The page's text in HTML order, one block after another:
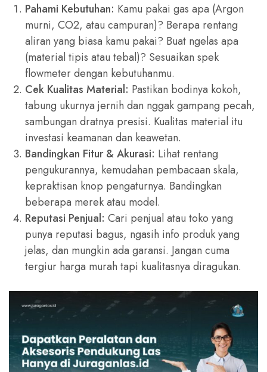
Pahami Kebutuhan: Kamu pakai gas apa (Argon
murni, CO2, atau campuran)? Berapa rentang
aliran yang biasa kamu pakai? Buat ngelas apa
(material tipis atau tebal)? Sesuaikan spek
flowmeter dengan kebutuhanmu.
Cek Kualitas Material: Pastikan bodinya kokoh,
tabung ukurnya jernih dan nggak gampang pecah,
sambungan dratnya presisi. Kualitas material itu
investasi keamanan dan keawetan.
Bandingkan Fitur & Akurasi: Lihat rentang
pengukurannya, kemudahan pembacaan skala,
kepraktisan knop pengaturnya. Bandingkan
beberapa merek atau model.
Reputasi Penjual: Cari penjual atau toko yang
punya reputasi bagus, ngasih info produk yang
jelas, dan mungkin ada garansi. Jangan cuma
tergiur harga murah tapi kualitasnya diragukan.